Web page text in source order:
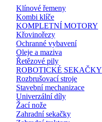
Klínové řemeny
Kombi klíče
KOMPLETNÍ MOTORY
Křovinořezy
Ochranné vybavení
Oleje a maziva
Řetězové pily
ROBOTICKÉ SEKAČKY
Rozbrušovací stroje
Stavební mechanizace
Univerzální díly
Žací nože
Zahradní sekačky